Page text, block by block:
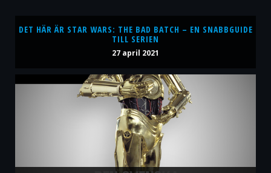
DET HÄR ÄR STAR WARS: THE BAD BATCH – EN SNABBGUIDE
TILL SERIEN
27 april 2021